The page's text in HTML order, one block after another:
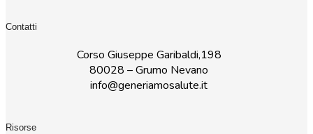
Contatti
Corso Giuseppe Garibaldi,198
80028 – Grumo Nevano
info@generiamosalute.it
Risorse